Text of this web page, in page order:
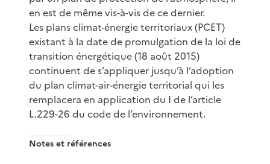
en est de même vis-à-vis de ce dernier.
Les plans climat-énergie territoriaux (PCET)
existant à la date de promulgation de la loi de
transition énergétique (18 août 2015)
continuent de s’appliquer jusqu’à l’adoption
du plan climat-air-énergie territorial qui les
remplacera en application du I de l’article
L.229-26 du code de l’environnement.
Notes et références